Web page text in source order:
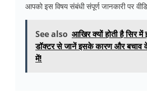
आपको इस विषय संबंधी संपूर्ण जानकारी पर
See also आखिर क्यों होती है सिर
डॉक्टर से जानें इसके कारण और बचाव
में!